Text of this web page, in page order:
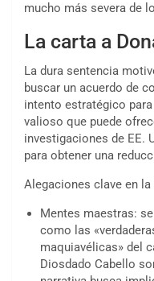
mucho más severa de
La carta a
La dura sentencia
buscar un acuerdo de
intento estratégico
valioso que puede
investigaciones de EE.
para obtener una
Alegaciones clave en la
Mentes maestras:
como las
maquiavélicas» del
Diosdado Cabello